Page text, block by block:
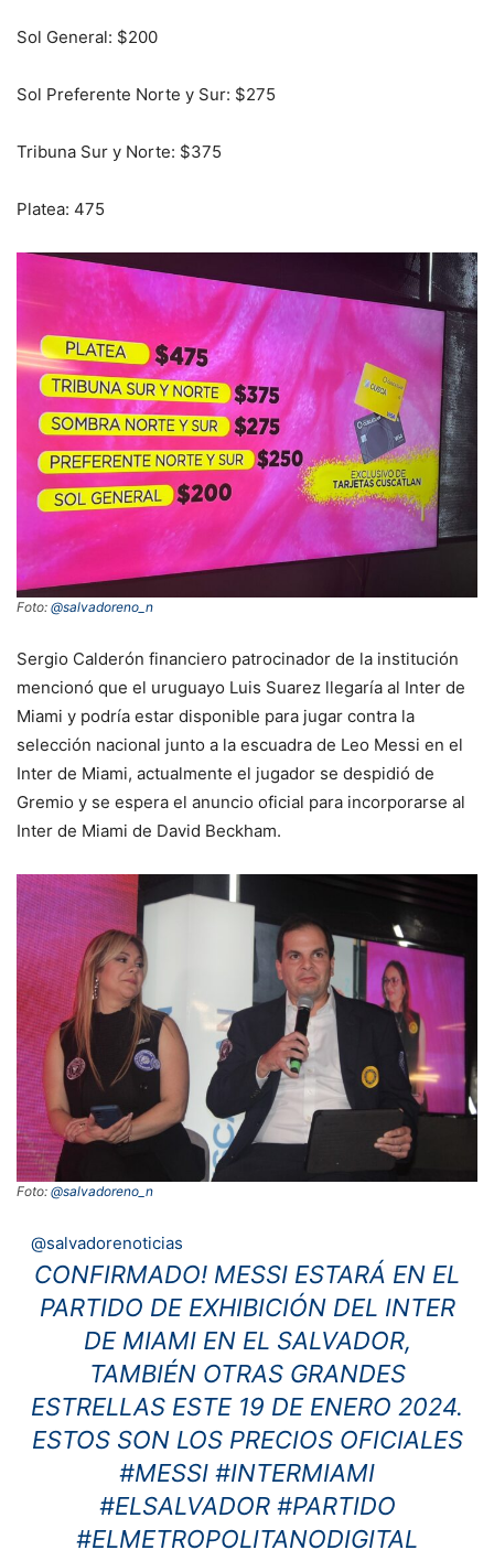
Sol General: $200
Sol Preferente Norte y Sur: $275
Tribuna Sur y Norte: $375
Platea: 475
Foto: @salvadoreno_n
Sergio Calderón financiero patrocinador de la institución
mencionó que el uruguayo Luis Suarez llegaría al Inter de
Miami y podría estar disponible para jugar contra la
selección nacional junto a la escuadra de Leo Messi en el
Inter de Miami, actualmente el jugador se despidió de
Gremio y se espera el anuncio oficial para incorporarse al
Inter de Miami de David Beckham.
Foto: @salvadoreno_n
@salvadorenoticias
CONFIRMADO! MESSI ESTARÁ EN EL
PARTIDO DE EXHIBICIÓN DEL INTER
DE MIAMI EN EL SALVADOR,
TAMBIÉN OTRAS GRANDES
ESTRELLAS ESTE 19 DE ENERO 2024.
ESTOS SON LOS PRECIOS OFICIALES
#MESSI #INTERMIAMI
#ELSALVADOR #PARTIDO
#ELMETROPOLITANODIGITAL